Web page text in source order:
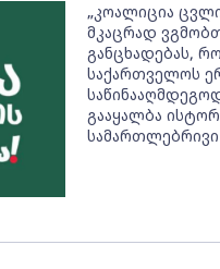
„კოალიცია
მკაცრად
განცხადებას,
საქართველოს
გააყალბა
სამართლებრივი